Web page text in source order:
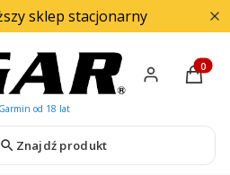
sklep stacjonarny
Znajdź produkt